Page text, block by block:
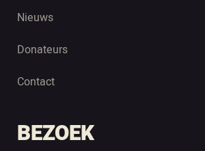
Nieuws
Donateurs
Contact
BEZOEK